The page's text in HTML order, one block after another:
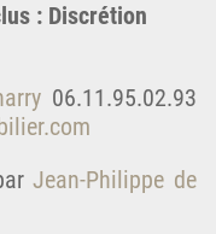
: Discrétion
06.11.95.02.93
Jean-Philippe de